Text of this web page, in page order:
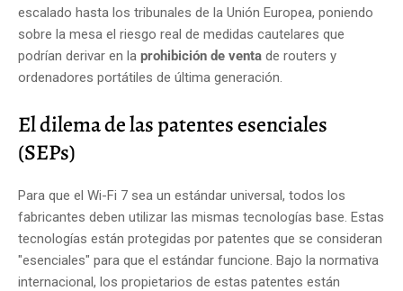
escalado hasta los tribunales de la Unión Europea, poniendo
sobre la mesa el riesgo real de medidas cautelares que
podrían derivar en la prohibición de venta de routers y
ordenadores portátiles de última generación.
El dilema de las patentes esenciales
(SEPs)
Para que el Wi-Fi 7 sea un estándar universal, todos los
fabricantes deben utilizar las mismas tecnologías base. Estas
tecnologías están protegidas por patentes que se consideran
"esenciales" para que el estándar funcione. Bajo la normativa
internacional, los propietarios de estas patentes están